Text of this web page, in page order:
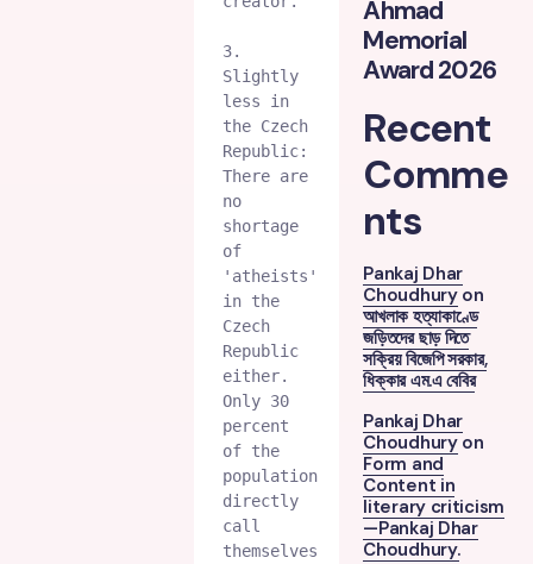
3.
Slightly
less in
the Czech
Republic:
There are
no
shortage
of
'atheists'
in the
Czech
Republic
either.
Only 30
percent
of the
population
directly
call
themselves
Ahmad
Memorial
Award 2026
Recent
Comme
nts
Pankaj Dhar
Choudhuryon
আখলাক হত্যাকাণ্ডে
জড়িতদের ছাড় দিতে
সক্রিয় বিজেপি সরকার,
ধিক্কার এম.এ বেবির
Pankaj Dhar
Choudhuryon
Form and
Content in
literary criticism
—Pankaj Dhar
Choudhury.